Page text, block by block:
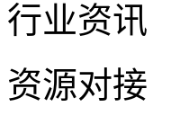
行业资讯
资源对接